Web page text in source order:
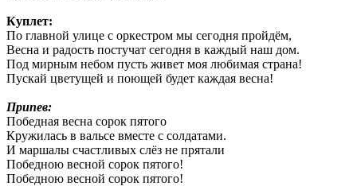
Куплет:
По главной улице с оркестром мы сегодня пройдём,
Весна и радость постучат сегодня в каждый наш дом.
Под мирным небом пусть живет моя любимая страна!
Пускай цветущей и поющей будет каждая весна!
Припев:
Победная весна сорок пятого
Кружилась в вальсе вместе с солдатами.
И маршалы счастливых слёз не прятали
Победною весной сорок пятого!
Победною весной сорок пятого!